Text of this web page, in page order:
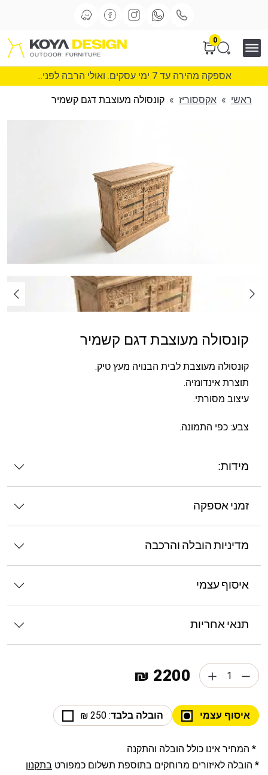
0
אספקה מהירה עד 7 ימי עסקים. ואולי הרבה לפני...
ראשי » אקססוריז » קונסולה מעוצבת דגם קשמיר
קונסולה מעוצבת דגם קשמיר
קונסולה מעוצבת לבית הבנויה מעץ טיק.
תוצרת אינדונזיה.
עיצוב מסורתי.
צבע: כפי התמונה.
מידות:
זמני אספקה
מדיניות הובלה והרכבה
איסוף עצמי
תנאי אחריות
2200 ₪
איסוף עצמי הובלה בלבד: 250 ₪
* המחיר אינו כולל הובלה והתקנה
* הובלה לאיזורים מרוחקים בתוספת תשלום כמפורט בתקנון